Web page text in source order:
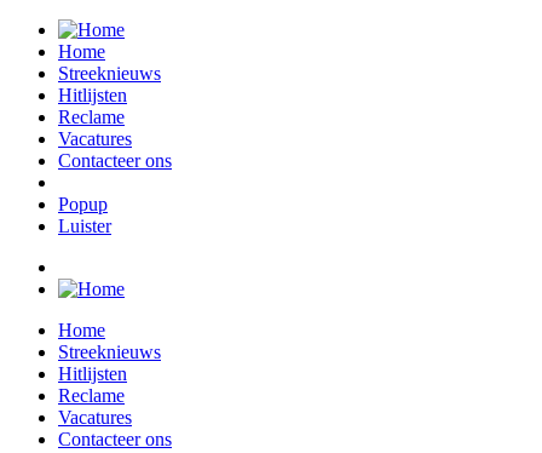
Home
Streeknieuws
Hitlijsten
Reclame
Vacatures
Contacteer ons
Popup
Luister
Home
Streeknieuws
Hitlijsten
Reclame
Vacatures
Contacteer ons